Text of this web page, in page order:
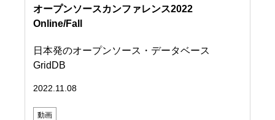
オープンソースカンファレンス2022
Online/Fall
日本発のオープンソース・データベース
GridDB
2022.11.08
動画